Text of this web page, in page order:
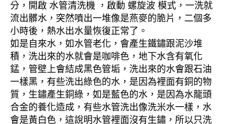
分，開啟 水管清洗機 ，啟動 螺旋波 模式，一洗就
流出髒水，突然噴出一堆像是燕麥的脆片，二個多
小時後，熱水出水量恢復正常了。
如是自來水，如水管老化，會產生鐵鏽跟泥沙堆
積，洗出來的水就會是咖啡色，地下水含有氧化
錳，管壁上會結成黑色管垢，洗出來的水會跟石油
一樣黑，有些洗出綠色的水，是因為裡面有銅的物
質，生鏽產生銅綠，如是藍色的水，是因為水龍頭
合金的養化造成，有些水管洗出像洗米水一樣，水
會是黃白色，這說明水管裡面沒有生鏽，所以只洗